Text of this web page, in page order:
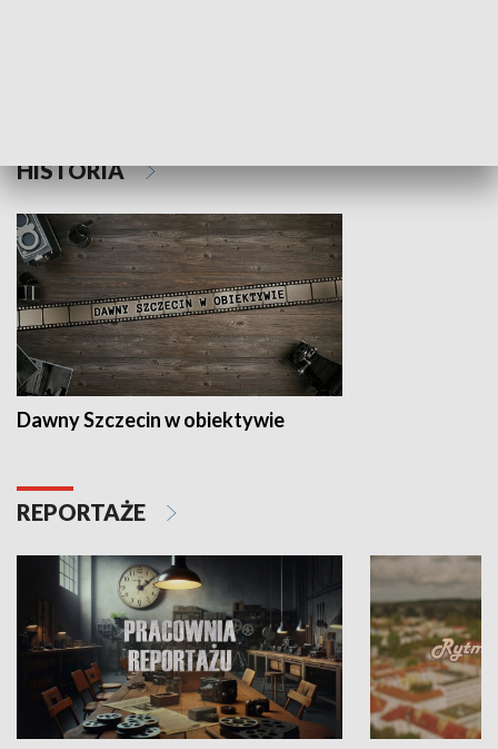
HISTORIA
Dawny Szczecin w obiektywie
REPORTAŻE